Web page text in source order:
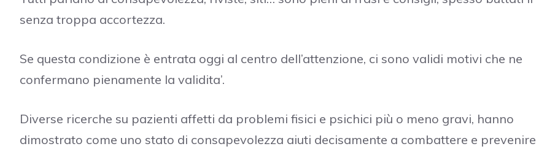
senza troppa accortezza.
Se questa condizione è entrata oggi al centro dell’attenzione, ci sono validi motivi che ne
confermano pienamente la validita’.
Diverse ricerche su pazienti affetti da problemi fisici e psichici più o meno gravi, hanno
dimostrato come uno stato di consapevolezza aiuti decisamente a combattere e prevenire